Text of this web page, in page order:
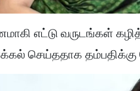
எட்டு வருடங்கள்
செய்ததாக தம்பதிக்கு